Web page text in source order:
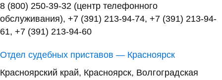
8 (800) 250-39-32 (центр телефонного
обслуживания), +7 (391) 213-94-74, +7 (391) 213-94-
61, +7 (391) 213-94-60
Отдел судебных приставов — Красноярск
Красноярский край, Красноярск, Волгоградская